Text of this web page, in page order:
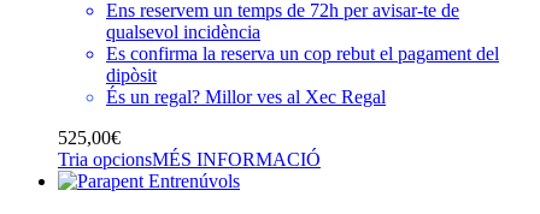
Ens reservem un temps de 72h per avisar-te de
qualsevol incidència
Es confirma la reserva un cop rebut el pagament del
dipòsit
És un regal? Millor ves al Xec Regal
525,00€
Tria opcionsMÉS INFORMACIÓ